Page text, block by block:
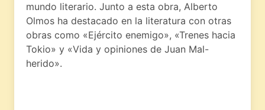
mundo literario. Junto a esta obra, Alberto
Olmos ha destacado en la literatura con otras
obras como «Ejército enemigo», «Trenes hacia
Tokio» y «Vida y opiniones de Juan Mal-
herido».